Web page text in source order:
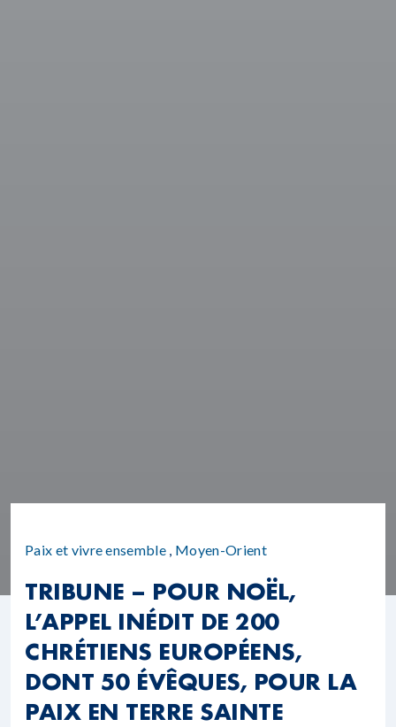
Paix et vivre ensemble , Moyen-Orient
TRIBUNE – POUR NOËL,
L’APPEL INÉDIT DE 200
CHRÉTIENS EUROPÉENS,
DONT 50 ÉVÊQUES, POUR LA
PAIX EN TERRE SAINTE